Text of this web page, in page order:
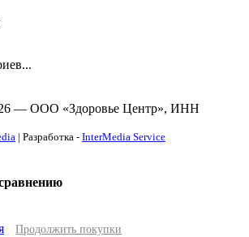
— ООО «Здоровье Центр», ИНН
| Разработка - InterMedia Service
Продолжить покупки